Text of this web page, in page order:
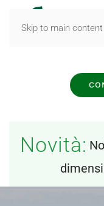
Skip to main content
Novità: